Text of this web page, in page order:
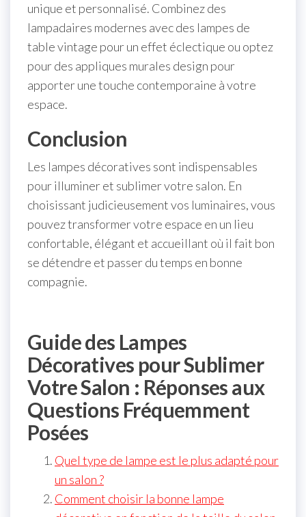
unique et personnalisé. Combinez des
lampadaires modernes avec des lampes de
table vintage pour un effet éclectique ou optez
pour des appliques murales design pour
apporter une touche contemporaine à votre
espace.
Conclusion
Les lampes décoratives sont indispensables
pour illuminer et sublimer votre salon. En
choisissant judicieusement vos luminaires, vous
pouvez transformer votre espace en un lieu
confortable, élégant et accueillant où il fait bon
se détendre et passer du temps en bonne
compagnie.
Guide des Lampes
Décoratives pour Sublimer
Votre Salon : Réponses aux
Questions Fréquemment
Posées
Quel type de lampe est le plus adapté pour
un salon ?
Comment choisir la bonne lampe